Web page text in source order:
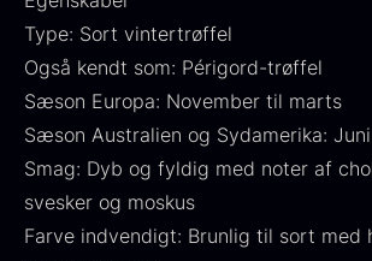
Hansen
Fra 224,00 kr. Original
was:
224,00.
kr. Current
price
is:
106,25.
På lager
Type: Sort vintertrøffel
Også kendt som: Périgord-trøffel
Sæson Europa: November til marts
Sæson Australien og Sydamerika:
Smag: Dyb og fyldig med noter af
svesker og moskus
Farve indvendigt: Brunlig til sort med